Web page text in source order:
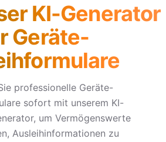
KI-Generator
Geräte-
professionelle Geräte-
sofort mit unserem KI-
um Vermögenswerte
Ausleihinformationen zu